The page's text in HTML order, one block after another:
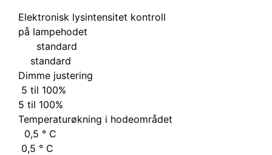
Elektronisk lysintensitet kontroll
på lampehodet
standard
standard
Dimme justering
5 til 100%
5 til 100%
Temperaturøkning i hodeområdet
0,5 ° C
0,5 ° C